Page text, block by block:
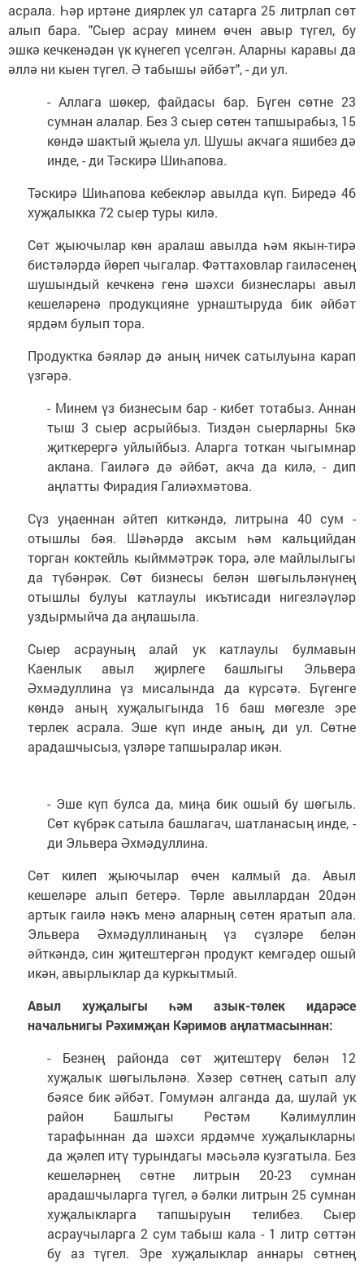
асрала. Һәр иртәне диярлек ул сатарга 25 литрлап сөт
алып бара. "Сыер асрау минем өчен авыр түгел, бу
эшкә кечкенәдән үк күнегеп үселгән. Аларны каравы да
әллә ни кыен түгел. Ә табышы әйбәт", - ди ул.
- Аллага шөкер, файдасы бар. Бүген сөтне 23
сумнан алалар. Без 3 сыер сөтен тапшырабыз, 15
көндә шактый җыела ул. Шушы акчага яшибез дә
инде, - ди Тәскирә Шиһапова.
Тәскирә Шиһапова кебекләр авылда күп. Биредә 46
хуҗалыкка 72 сыер туры килә.
Сөт җыючылар көн аралаш авылда һәм якын-тирә
бистәләрдә йөреп чыгалар. Фәттаховлар гаиләсенең
шушындый кечкенә генә шәхси бизнеслары авыл
кешеләренә продукцияне урнаштыруда бик әйбәт
ярдәм булып тора.
Продуктка бәяләр дә аның ничек сатылуына карап
үзгәрә.
- Минем үз бизнесым бар - кибет тотабыз. Аннан
тыш 3 сыер асрыйбыз. Тиздән сыерларны 5кә
җиткерергә уйлыйбыз. Аларга тоткан чыгымнар
аклана. Гаиләгә дә әйбәт, акча да килә, - дип
аңлатты Фирадия Галиәхмәтова.
Сүз уңаеннан әйтеп киткәндә, литрына 40 сум -
отышлы бәя. Шәһәрдә аксым һәм кальцийдан
торган коктейль кыйммәтрәк тора, әле майлылыгы
да түбәнрәк. Сөт бизнесы белән шөгыльләнүнең
отышлы булуы катлаулы икътисади нигезләүләр
уздырмыйча да аңлашыла.
Сыер асрауның алай ук катлаулы булмавын
Каенлык авыл җирлеге башлыгы Эльвера
Әхмәдуллина үз мисалында да күрсәтә. Бүгенге
көндә аның хуҗалыгында 16 баш мөгезле эре
терлек асрала. Эше күп инде аның, ди ул. Сөтне
арадашчысыз, үзләре тапшыралар икән.
- Эше күп булса да, миңа бик ошый бу шөгыль.
Сөт күбрәк сатыла башлагач, шатланасың инде, -
ди Эльвера Әхмәдуллина.
Сөт килеп җыючылар өчен калмый да. Авыл
кешеләре алып бетерә. Төрле авыллардан 20дән
артык гаилә нәкъ менә аларның сөтен яратып ала.
Эльвера Әхмәдуллинаның үз сүзләре белән
әйткәндә, син җитештергән продукт кемгәдер ошый
икән, авырлыклар да куркытмый.
Авыл хуҗалыгы һәм азык-төлек идарәсе
начальнигы Рәхимҗан Кәримов аңлатмасыннан:
- Безнең районда сөт җитештерү белән 12
хуҗалык шөгыльләнә. Хәзер сөтнең сатып алу
бәясе бик әйбәт. Гомумән алганда да, шулай ук
район Башлыгы Рөстәм Кәлимуллин
тарафыннан да шәхси ярдәмче хуҗалыкларны
да җәлеп итү турындагы мәсьәлә кузгатыла. Без
кешеләрнең сөтне литрын 20-23 сумнан
арадашчыларга түгел, ә бәлки литрын 25 сумнан
хуҗалыкларга тапшыруын телибез. Сыер
асраучыларга 2 сум табыш кала - 1 литр сөттән
бу аз түгел. Эре хуҗалыклар аннары сөтнең